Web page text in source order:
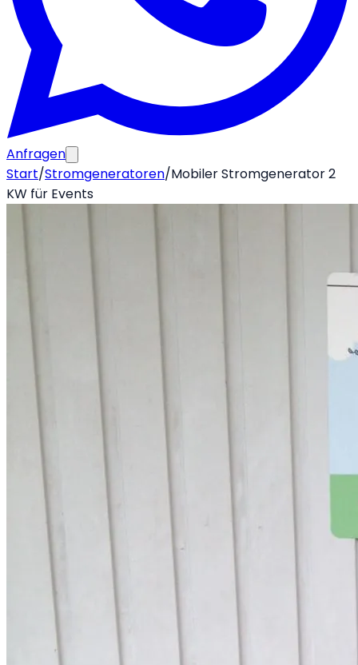
Anfragen
Start/Stromgeneratoren/Mobiler Stromgenerator 2
KW für Events